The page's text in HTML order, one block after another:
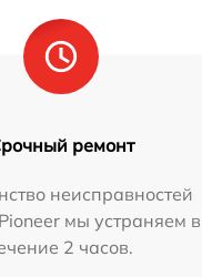
ремонт
неисправностей
мы устраняем в
2 часов.